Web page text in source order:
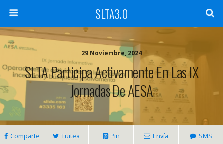
SLTA3.0
29 Noviembre, 2024
SLTA Participa Activamente En Las IX
Jornadas De AESA
Comparte Tuitea Pin Envía SMS